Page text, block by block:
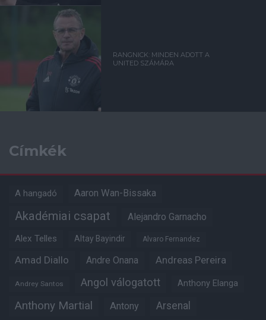
RANGNICK: MINDEN ADOTT A
UNITED SZÁMÁRA
Címkék
A hangadó Aaron Wan-Bissaka
Akadémiai csapat Alejandro Garnacho
Alex Telles Altay Bayindir Alvaro Fernandez
Amad Diallo Andre Onana Andreas Pereira
Andrey Santos Angol válogatott Anthony Elanga
Anthony Martial Antony Arsenal